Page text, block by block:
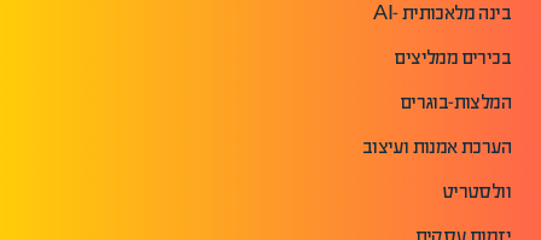
בינה מלאכותית -AI
בכירים ממליצים
המלצות-בוגרים
הערכת אמנות ועיצוב
וולסטריט